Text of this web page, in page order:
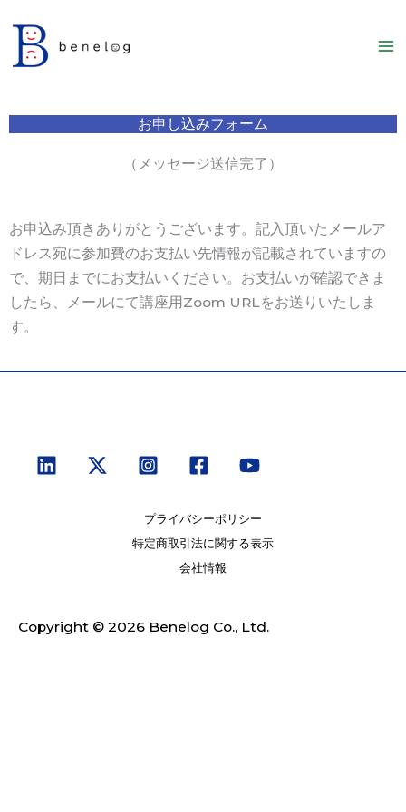
を
ッ
お申し込みフォーム
（メッセージ送信完了）
お申込み頂きありがとうございます。記入頂いたメールア
ドレス宛に参加費のお支払い先情報が記載されていますの
で、期日までにお支払いください。お支払いが確認できま
したら、メールにて講座用Zoom URLをお送りいたしま
す。
プライバシーポリシー
特定商取引法に関する表示
会社情報
Copyright © 2026 Benelog Co., Ltd.